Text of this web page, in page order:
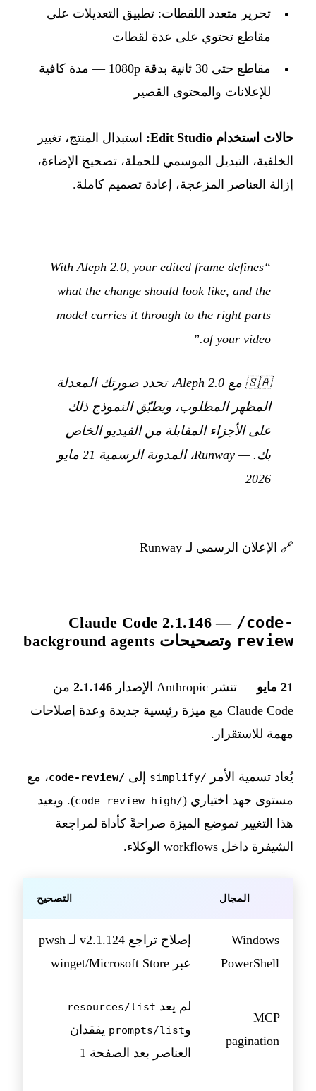
تحرير متعدد اللقطات: تطبيق التعديلات على
مقاطع تحتوي على عدة لقطات
مقاطع حتى 30 ثانية بدقة 1080p — مدة كافية
للإعلانات والمحتوى القصير
حالات استخدام Edit Studio:
استبدال المنتج، تغيير
الخلفية، التبديل الموسمي للحملة، تصحيح الإضاءة،
إزالة العناصر المزعجة، إعادة تصميم كاملة.
“With Aleph 2.0, your edited frame defines
what the change should look like, and the
model carries it through to the right parts
of your video.”
🇸🇦
مع Aleph 2.0، تحدد صورتك المعدلة
المظهر المطلوب، ويطبّق النموذج ذلك
على الأجزاء المقابلة من الفيديو الخاص
بك.
— Runway، المدونة الرسمية 21 مايو
2026
🔗 الإعلان الرسمي لـ Runway
Claude Code 2.1.146 — /code-
review وتصحيحات background agents
21 مايو — تنشر Anthropic الإصدار 2.1.146 من
Claude Code مع ميزة رئيسية جديدة وعدة إصلاحات
مهمة للاستقرار.
يُعاد تسمية الأمر /simplify إلى /code-review
، مع
مستوى جهد اختياري (/code-review high
). ويعيد
هذا التغيير تموضع الميزة صراحةً كأداة لمراجعة
الشيفرة داخل workflows الوكلاء.
المجال التصحيح
Windows
PowerShell
إصلاح تراجع v2.1.124 لـ pwsh
عبر winget/Microsoft Store
MCP
pagination
لم يعد resources/list
وprompts/list يفقدان
العناصر بعد الصفحة 1